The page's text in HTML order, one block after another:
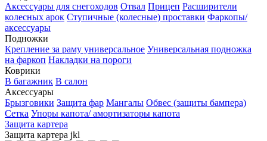
Аксессуары для снегоходов Отвал Прицеп Расширители
колесных арок Ступичные (колесные) проставки Фаркопы/
аксессуары
Подножки
Крепление за раму универсальное Универсальная подножка
на фаркоп Накладки на пороги
Коврики
В багажник В салон
Аксессуары
Брызговики Защита фар Мангалы Обвес (защиты бампера)
Сетка Упоры капота/ амортизаторы капота
Защита картера
Защита картера jkl